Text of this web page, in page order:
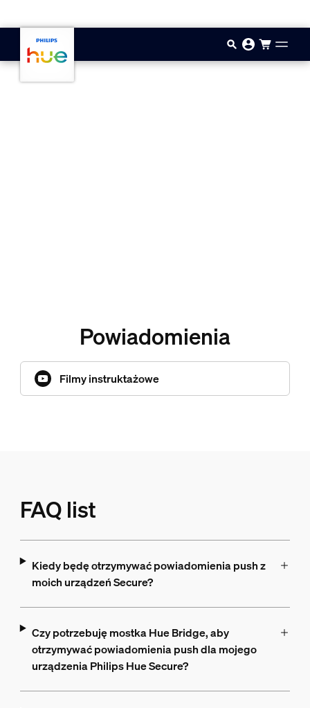
Powiadomienia
Filmy instruktażowe
FAQ list
Kiedy będę otrzymywać powiadomienia push z
moich urządzeń Secure?
Czy potrzebuję mostka Hue Bridge, aby
otrzymywać powiadomienia push dla mojego
urządzenia Philips Hue Secure?